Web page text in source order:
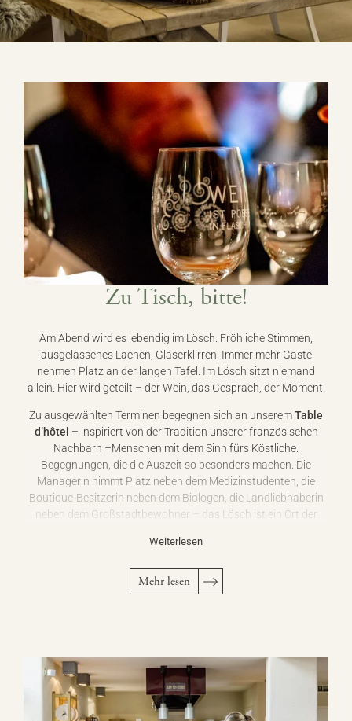
Zu Tisch, bitte!
Am Abend wird es lebendig im Lösch. Fröhliche Stimmen,
ausgelassenes Lachen, Gläserklirren. Immer mehr Gäste
nehmen Platz an der langen Tafel. Im Lösch sitzt niemand
allein. Hier wird geteilt – der Wein, das Gespräch, der Moment.
Zu ausgewählten Terminen begegnen sich an unseremTable
d’hôtel – inspiriert von der Tradition unserer französischen
Nachbarn –Menschen mit dem Sinn fürs Köstliche.
Begegnungen, die die Auszeit so besonders machen. Die
Managerin nimmt Platz neben dem Medizinstudenten, die
Boutique-Besitzerin neben dem Biologen, die Landliebhaberin
neben dem Großstadtbewohner – das Lösch ist ein Ort der
Genießen.
Sie haben Ihr Zimmer im Lösch gebucht? Wunderbar! Denn
dann genießen Sie Ihre kulinarischen Erlebnisse in den
Weiterlesen
Mehr lesen